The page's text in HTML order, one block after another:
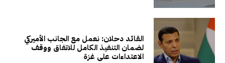
القائد دحلان: نعمل مع الجانب الأميركي
لضمان التنفيذ الكامل للاتفاق ووقف
الاعتداءات على غزة